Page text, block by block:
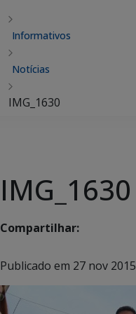
Informativos
Notícias
IMG_1630
IMG_1630
Compartilhar:
Publicado em 27 nov 2015